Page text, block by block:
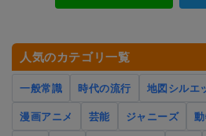
人気のカテゴリ一覧
一般常識 時代の流行 地図シルエ
漫画アニメ
芸能 ジャニーズ